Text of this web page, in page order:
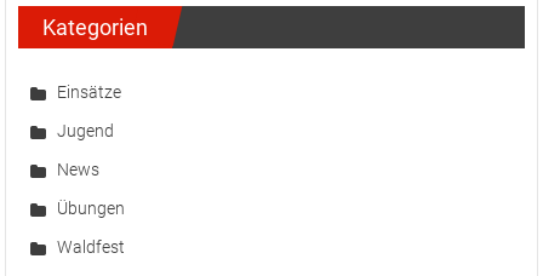
Kategorien
Einsätze
Jugend
News
Übungen
Waldfest